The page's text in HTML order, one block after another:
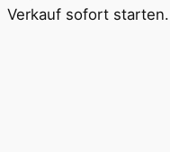
Verkauf sofort starten.